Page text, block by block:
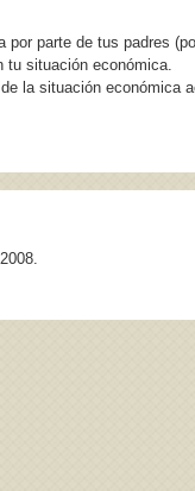
por parte de tus padres
tu situación económica.
la situación económica